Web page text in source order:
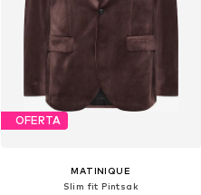
OFERTA
MATINIQUE
Slim fit Pintsak